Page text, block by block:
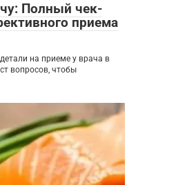
Полный чек-
приема
на приеме у врача в
вопросов, чтобы